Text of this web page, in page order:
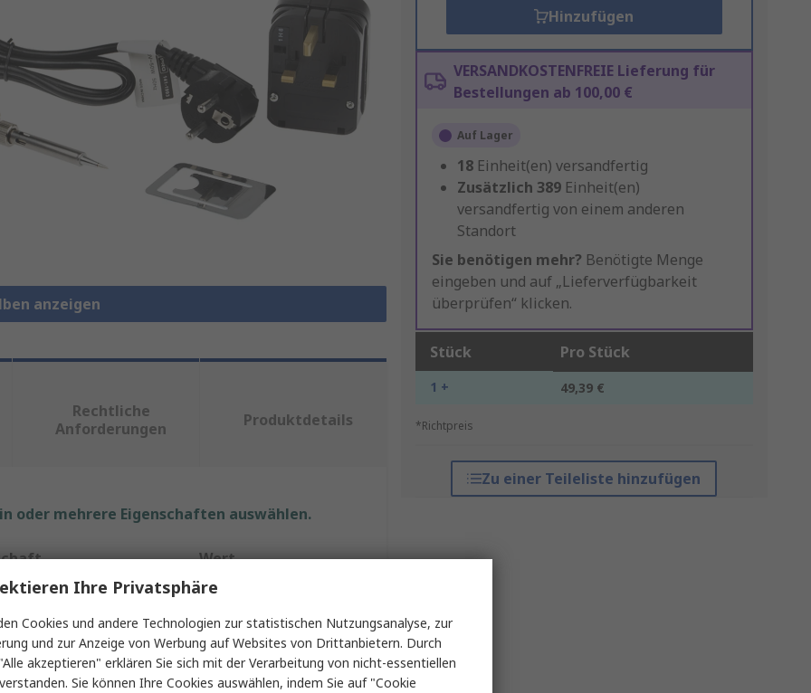
anzeigen
Hinzufügen
VERSANDKOSTENFREIE Lieferung für
Bestellungen ab 100,00 €
Auf Lager
18 Einheit(en) versandfertig
Zusätzlich 389 Einheit(en)
versandfertig von einem anderen
Standort
Sie benötigen mehr? Benötigte Menge
eingeben und auf „Lieferverfügbarkeit
überprüfen“ klicken.
Stück Pro Stück
1 + 49,39 €
*Richtpreis
Zu einer Teileliste hinzufügen
Rechtliche
Anforderungen
Produktdetails
oder mehrere Eigenschaften auswählen.
Wert
RS PRO
Typ Elektrisch
Lötkolben
Ihre Privatsphäre
Cookies und andere Technologien zur statistischen Nutzungsanalyse, zur
und zur Anzeige von Werbung auf Websites von Drittanbietern. Durch
akzeptieren" erklären Sie sich mit der Verarbeitung von nicht-essentiellen
Sie können Ihre Cookies auswählen, indem Sie auf "Cookie